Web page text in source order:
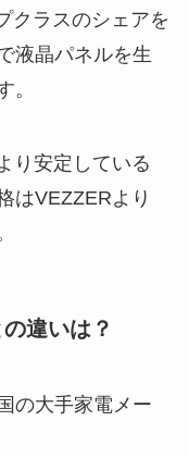
クラスのシェアを
液晶パネルを生
。
り安定している
はVEZZERより
違いは？
の大手家電メー